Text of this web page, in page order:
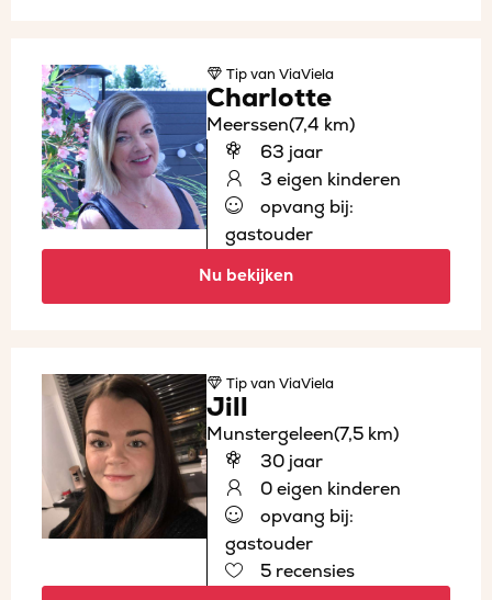
Tipvan ViaViela
Charlotte
Meerssen(7,4 km)
63 jaar
3 eigen kinderen
opvang bij:
gastouder
Nu bekijken
Tipvan ViaViela
Jill
Munstergeleen(7,5 km)
30 jaar
0 eigen kinderen
opvang bij:
gastouder
5 recensies